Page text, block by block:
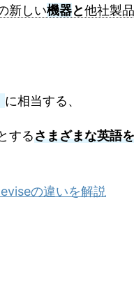
新しい機器と他社製品
に相当する、
するさまざまな英語
の違いを解説